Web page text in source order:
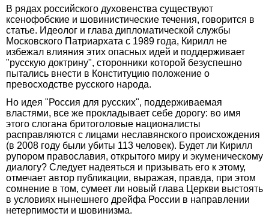
В рядах российского духовенства существуют
ксенофобские и шовинистические течения, говорится в
статье. Идеолог и глава дипломатической службы
Московского Патриархата с 1989 года, Кирилл не
избежал влияния этих опасных идей и поддерживает
"русскую доктрину", сторонники которой безуспешно
пытались внести в Конституцию положение о
превосходстве русского народа.
Но идея "Россия для русских", поддерживаемая
властями, все же прокладывает себе дорогу: во имя
этого слогана бритоголовые националисты
расправляются с лицами неславянского происхождения
(в 2008 году были убиты 113 человек). Будет ли Кирилл
рупором православия, открытого миру и экуменическому
диалогу? Следует надеяться и призывать его к этому,
отмечает автор публикации, выражая, правда, при этом
сомнение в том, сумеет ли новый глава Церкви выстоять
в условиях нынешнего дрейфа России в направлении
нетерпимости и шовинизма.